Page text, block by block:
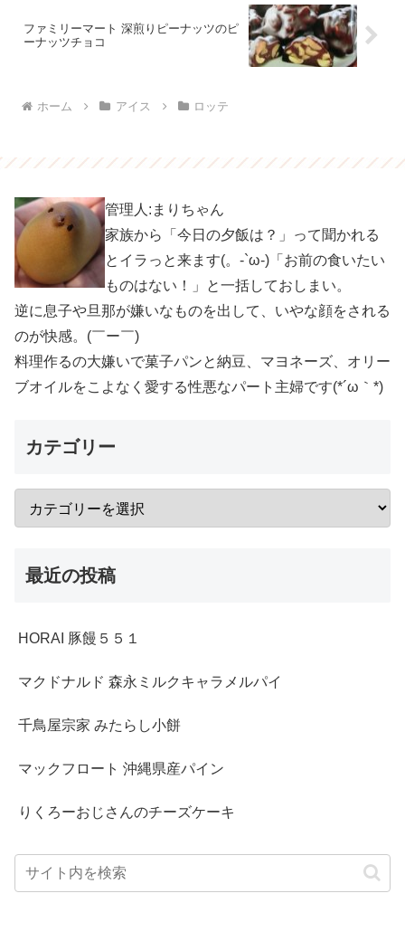
ファミリーマート 深煎りピーナッツのピ
ーナッツチョコ
ホーム アイス ロッテ
管理人:まりちゃん
家族から「今日の夕飯は？」って聞かれる
とイラっと来ます(。-`ω-)「お前の食いたい
ものはない！」と一括しておしまい。
逆に息子や旦那が嫌いなものを出して、いやな顔をされる
のが快感。(￣ー￣)
料理作るの大嫌いで菓子パンと納豆、マヨネーズ、オリー
ブオイルをこよなく愛する性悪なパート主婦です(*´ω｀*)
カテゴリー
最近の投稿
HORAI 豚饅５５１
マクドナルド 森永ミルクキャラメルパイ
千鳥屋宗家 みたらし小餅
マックフロート 沖縄県産パイン
りくろーおじさんのチーズケーキ